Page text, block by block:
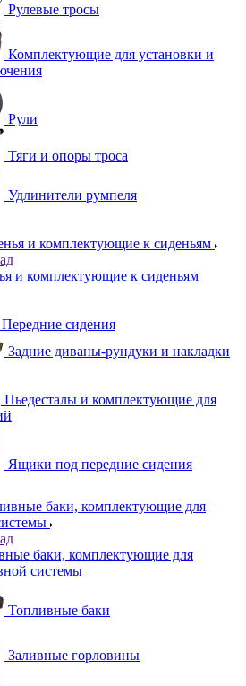
Рулевые тросы
Комплектующие для установки и
Рули
Тяги и опоры троса
Удлинители румпеля
и комплектующие к сиденьям
и комплектующие к сиденьям
Передние сидения
Задние диваны-рундуки и накладки
Пьедесталы и комплектующие для
Ящики под передние сидения
баки, комплектующие для
баки, комплектующие для
системы
Топливные баки
Заливные горловины